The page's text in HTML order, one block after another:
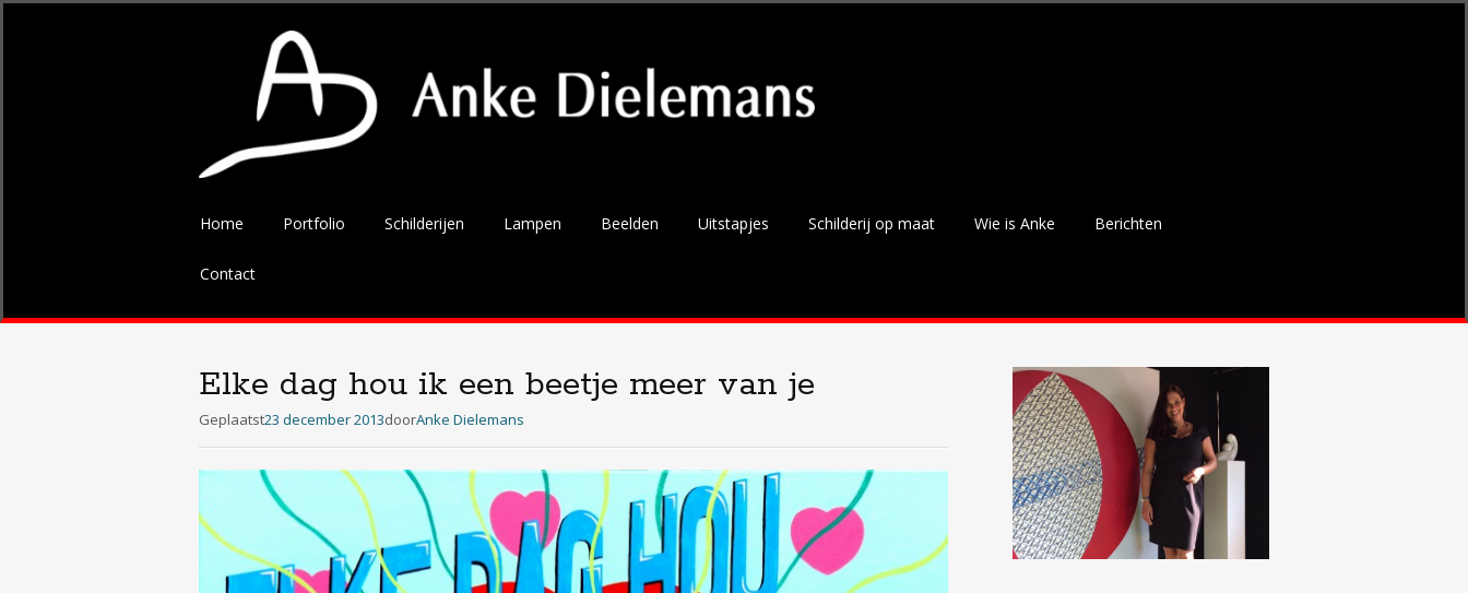
Spring
de
Home Portfolio Schilderijen Lampen Beelden Uitstapjes Schilderij op maat Wie is Anke Berichten
Contact
Elke dag hou ik een beetje meer van je
Geplaatst23 december 2013doorAnke Dielemans